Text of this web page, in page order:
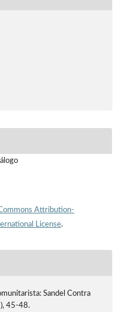
Attribution-
License.
Sandel Contra
45-48.